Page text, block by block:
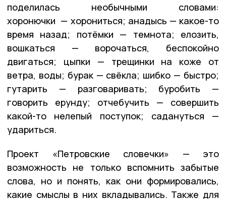
поделилась необычными словами:
хоронючки — хорониться; анадысь — какое-то
время назад; потёмки — темнота; елозить,
вошкаться — ворочаться, беспокойно
двигаться; цыпки — трещинки на коже от
ветра, воды; бурак — свёкла; шибко — быстро;
гутарить — разговаривать; буробить —
говорить ерунду; отчебучить — совершить
какой-то нелепый поступок; садануться —
удариться.
Проект «Петровские словечки» — это
возможность не только вспомнить забытые
слова, но и понять, как они формировались,
какие смыслы в них вкладывались. Также для